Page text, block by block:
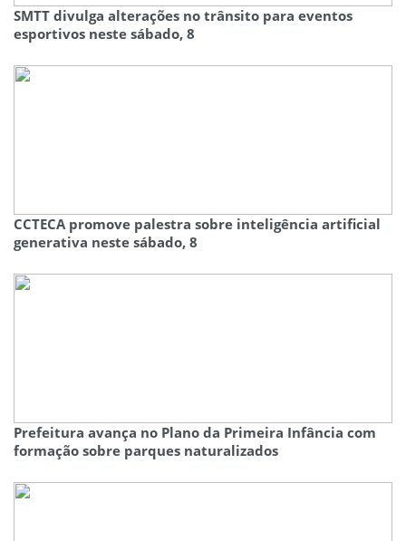
SMTT divulga alterações no trânsito para eventos
esportivos neste sábado, 8
CCTECA promove palestra sobre inteligência artificial
generativa neste sábado, 8
Prefeitura avança no Plano da Primeira Infância com
formação sobre parques naturalizados